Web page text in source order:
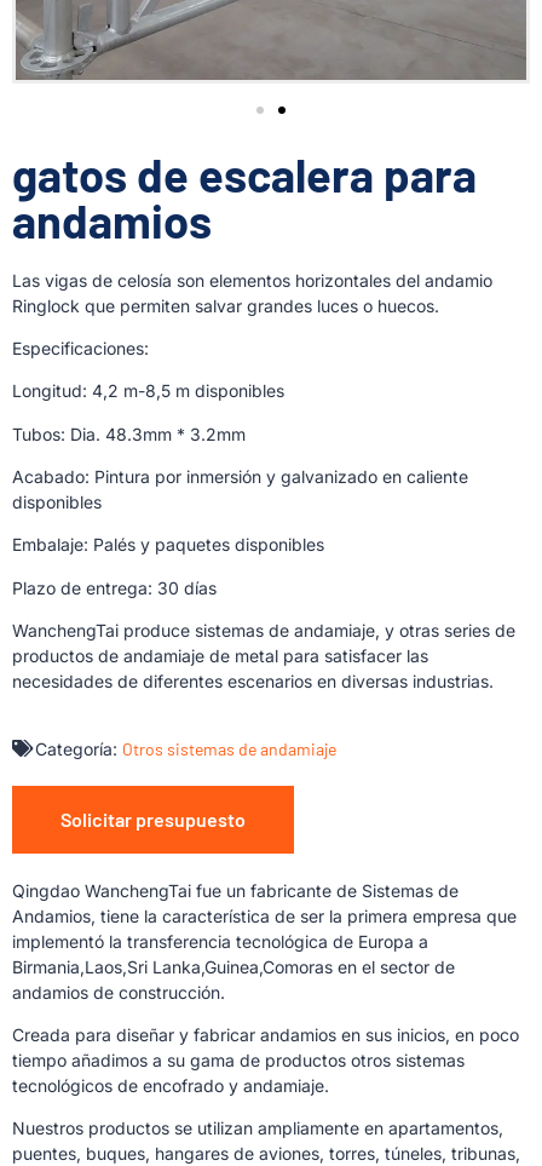
gatos de escalera para
andamios
Las vigas de celosía son elementos horizontales del andamio
Ringlock que permiten salvar grandes luces o huecos.
Especificaciones:
Longitud: 4,2 m-8,5 m disponibles
Tubos: Dia. 48.3mm * 3.2mm
Acabado: Pintura por inmersión y galvanizado en caliente
disponibles
Embalaje: Palés y paquetes disponibles
Plazo de entrega: 30 días
WanchengTai produce sistemas de andamiaje, y otras series de
productos de andamiaje de metal para satisfacer las
necesidades de diferentes escenarios en diversas industrias.
Categoría: Otros sistemas de andamiaje
Solicitar presupuesto
Qingdao WanchengTai fue un fabricante de Sistemas de
Andamios, tiene la característica de ser la primera empresa que
implementó la transferencia tecnológica de Europa a
Birmania,Laos,Sri Lanka,Guinea,Comoras en el sector de
andamios de construcción.
Creada para diseñar y fabricar andamios en sus inicios, en poco
tiempo añadimos a su gama de productos otros sistemas
tecnológicos de encofrado y andamiaje.
Nuestros productos se utilizan ampliamente en apartamentos,
puentes, buques, hangares de aviones, torres, túneles, tribunas,